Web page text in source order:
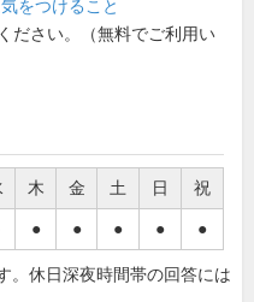
をつけること
ださい。（無料でご利用い
木 金 土 日 祝
● ● ● ● ●
。休日深夜時間帯の回答には